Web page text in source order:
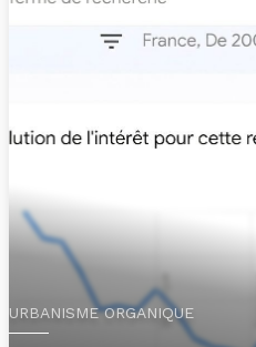
URBANISME ORGANIQUE
Le logement abordable en
construire »